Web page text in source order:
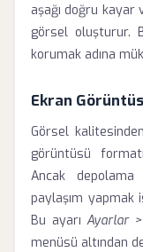
aşağı doğru
görsel oluşturur.
korumak adına
Ekran
Görsel
görüntüsü
Ancak
paylaşım yapmak
Bu ayarıAyarlar
menüsü altından